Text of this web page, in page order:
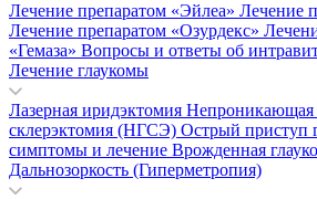
Лечение препаратом «Эйлеа» Лечение
Лечение препаратом «Озурдекс»
«Гемаза» Вопросы и ответы об
Лечение глаукомы
Лазерная иридэктомия Непроникающая
склерэктомия (НГСЭ) Острый приступ
симптомы и лечение Врожденная
Дальнозоркость (Гиперметропия)